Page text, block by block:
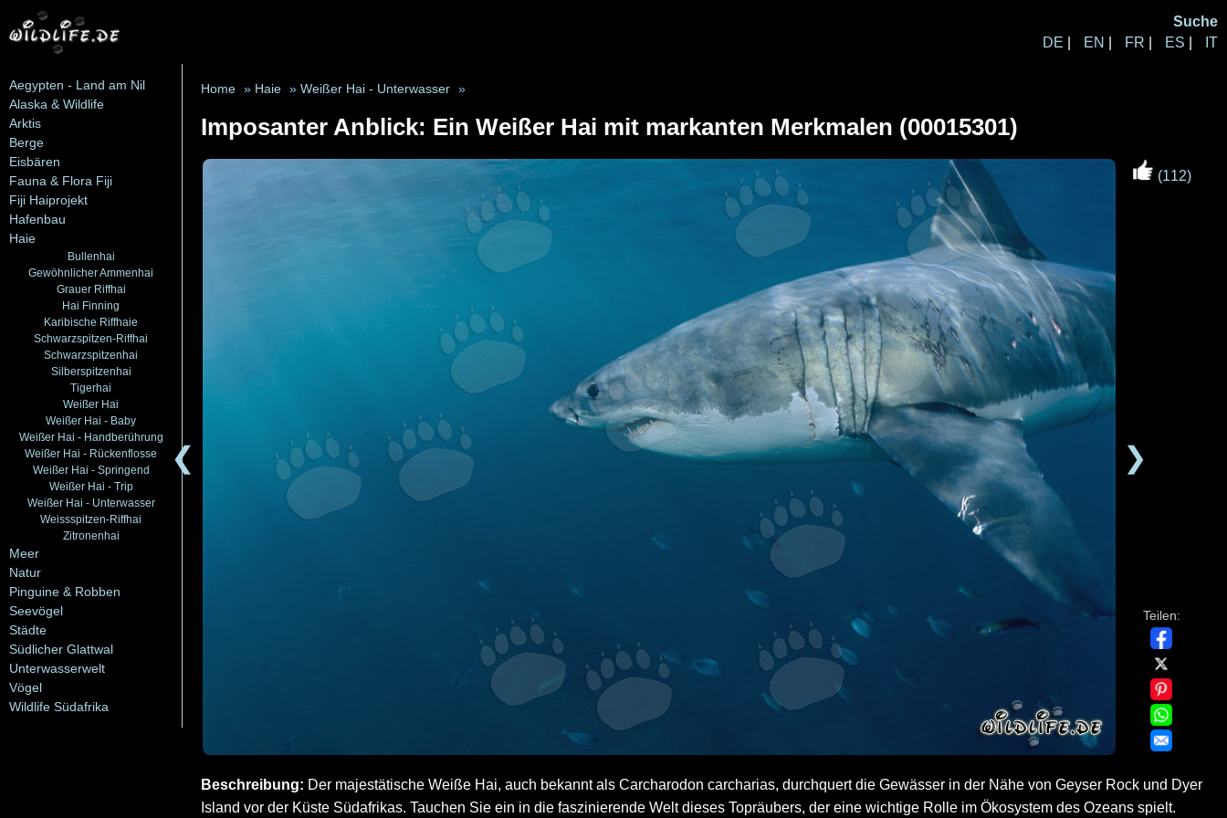
Suche
DE
EN FR ES IT
Aegypten - Land am Nil
Alaska & Wildlife
Arktis
Berge
Eisbären
Fauna & Flora Fiji
Fiji Haiprojekt
Hafenbau
Haie
Bullenhai
Gewöhnlicher Ammenhai
Grauer Riffhai
Hai Finning
Karibische Riffhaie
Schwarzspitzen-Riffhai
Schwarzspitzenhai
Silberspitzenhai
Tigerhai
Weißer Hai
Weißer Hai - Baby
Weißer Hai - Handberührung
Weißer Hai - Rückenflosse
Weißer Hai - Springend
Weißer Hai - Trip
Weißer Hai - Unterwasser
Weissspitzen-Riffhai
Zitronenhai
Meer
Natur
Pinguine & Robben
Seevögel
Städte
Südlicher Glattwal
Unterwasserwelt
Vögel
Wildlife Südafrika
Home » Haie » Weißer Hai - Unterwasser »
Imposanter Anblick: Ein Weißer Hai mit markanten Merkmalen (00015301)
❮ ❯
(112)
Teilen:
Beschreibung: Der majestätische Weiße Hai, auch bekannt als Carcharodon carcharias, durchquert die Gewässer in der Nähe von Geyser Rock und Dyer
Island vor der Küste Südafrikas. Tauchen Sie ein in die faszinierende Welt dieses Topräubers, der eine wichtige Rolle im Ökosystem des Ozeans spielt.